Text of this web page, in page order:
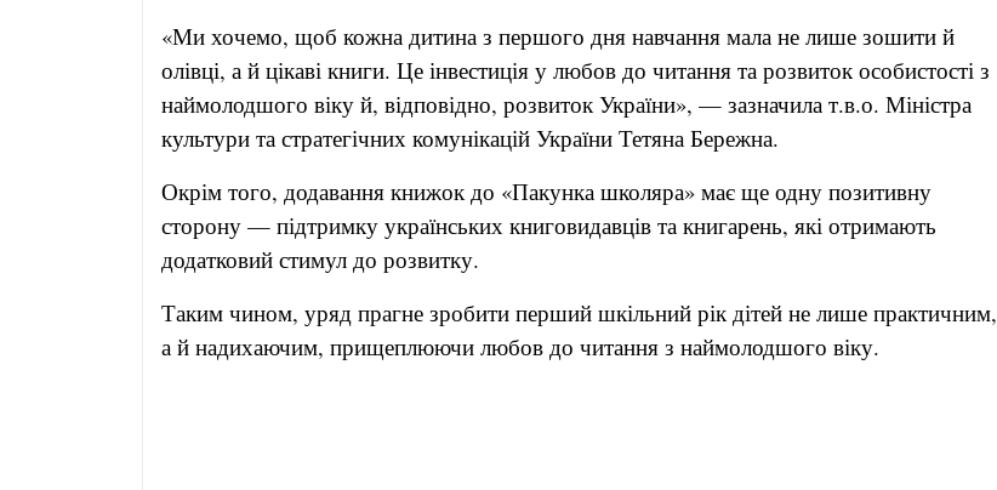
«Ми хочемо, щоб кожна дитина з першого дня навчання мала не лише зошити й
олівці, а й цікаві книги. Це інвестиція у любов до читання та розвиток особистості з
наймолодшого віку й, відповідно, розвиток України», — зазначила т.в.о. Міністра
культури та стратегічних комунікацій України Тетяна Бережна.
Окрім того, додавання книжок до «Пакунка школяра» має ще одну позитивну
сторону — підтримку українських книговидавців та книгарень, які отримають
додатковий стимул до розвитку.
Таким чином, уряд прагне зробити перший шкільний рік дітей не лише практичним,
а й надихаючим, прищеплюючи любов до читання з наймолодшого віку.